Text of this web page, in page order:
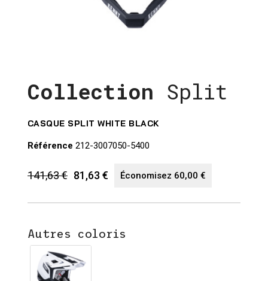
Collection Split
CASQUE SPLIT WHITE BLACK
Référence 212-3007050-5400
141,63 € 81,63 € Économisez 60,00 €
Autres coloris